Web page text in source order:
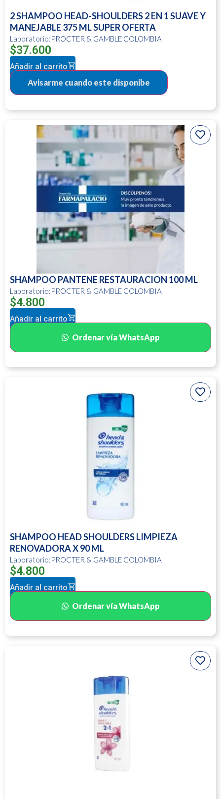
2 SHAMPOO HEAD-SHOULDERS 2 EN 1 SUAVE Y
MANEJABLE 375 ML SUPER OFERTA
Laboratorio:PROCTER & GAMBLE COLOMBIA
$37.600
Añadir al carrito
SHAMPOO PANTENE RESTAURACION 100 ML
Laboratorio:PROCTER & GAMBLE COLOMBIA
$4.800
Añadir al carrito
Ordenar vía WhatsApp
SHAMPOO HEAD SHOULDERS LIMPIEZA
RENOVADORA X 90 ML
Laboratorio:PROCTER & GAMBLE COLOMBIA
$4.800
Añadir al carrito
Ordenar vía WhatsApp